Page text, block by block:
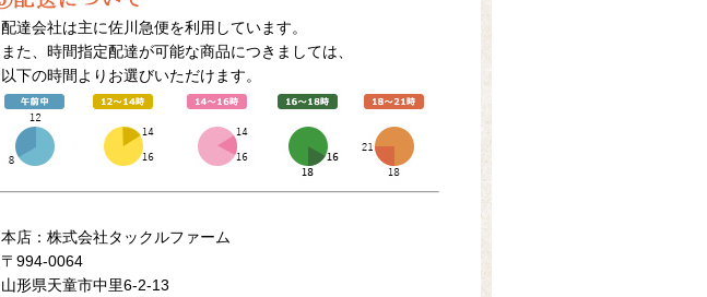
配達会社は主に佐川急便を利用しています。
また、時間指定配達が可能な商品につきましては、
以下の時間よりお選びいただけます。
本店：株式会社タックルファーム
〒994-0064
山形県天童市中里6-2-13